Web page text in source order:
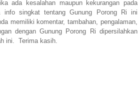
ada kesalahan maupun kekurangan pada
singkat tentang Gunung Porong Ri ini
memiliki komentar, tambahan, pengalaman,
dengan Gunung Porong Ri dipersilahkan
ini. Terima kasih.